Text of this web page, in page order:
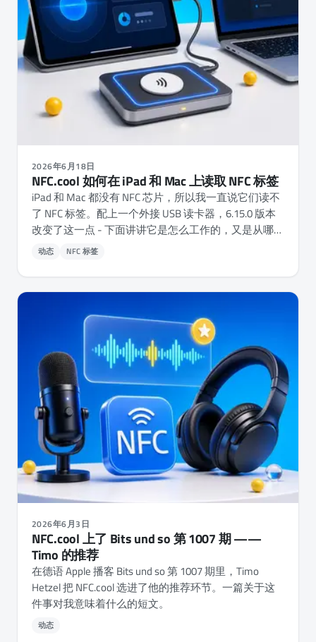
2026年6月18日
NFC.cool 如何在 iPad 和 Mac 上读取 NFC 标签
iPad 和 Mac 都没有 NFC 芯片，所以我一直说它们读不
了 NFC 标签。配上一个外接 USB 读卡器，6.15.0 版本
改变了这一点 - 下面讲讲它是怎么工作的，又是从哪里
来的。
动态 NFC 标签
2026年6月3日
NFC.cool 上了 Bits und so 第 1007 期 ——
Timo 的推荐
在德语 Apple 播客 Bits und so 第 1007 期里，Timo
Hetzel 把 NFC.cool 选进了他的推荐环节。一篇关于这
件事对我意味着什么的短文。
动态